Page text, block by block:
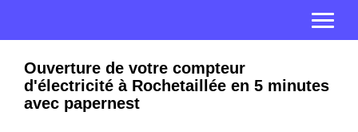
Ouverture de votre compteur
d'électricité à Rochetaillée en 5 minutes
avec papernest